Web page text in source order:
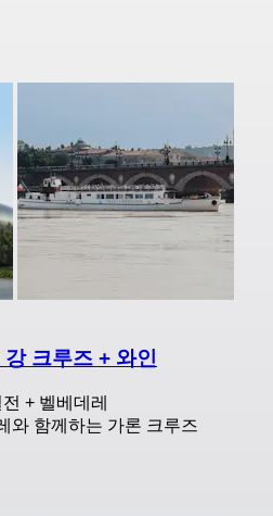
크루즈 + 와인
+ 벨베데레
와 함께하는 가론 크루즈